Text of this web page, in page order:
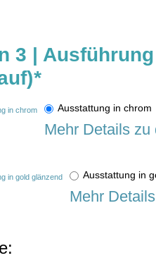
3 |
*
Ausstattung in
Mehr Details
Ausstattung in
Mehr